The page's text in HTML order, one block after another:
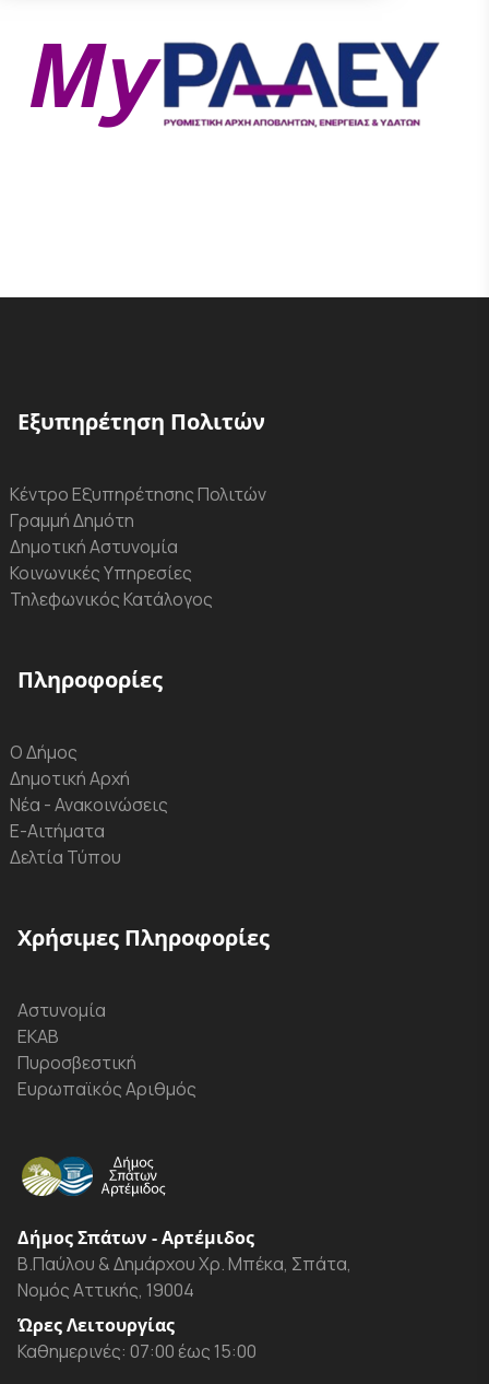
Εξυπηρέτηση Πολιτών
Κέντρο Εξυπηρέτησης Πολιτών
Γραμμή Δημότη
Δημοτική Αστυνομία
Κοινωνικές Υπηρεσίες
Τηλεφωνικός Κατάλογος
Πληροφορίες
Ο Δήμος
Δημοτική Αρχή
Νέα - Ανακοινώσεις
Ε-Αιτήματα
Δελτία Τύπου
Χρήσιμες Πληροφορίες
Αστυνομία
ΕΚΑΒ
Πυροσβεστική
Ευρωπαϊκός Αριθμός
Δήμος Σπάτων - Αρτέμιδος
Β.Παύλου & Δημάρχου Χρ. Μπέκα, Σπάτα,
Νομός Αττικής, 19004
Ώρες Λειτουργίας
Καθημερινές: 07:00 έως 15:00